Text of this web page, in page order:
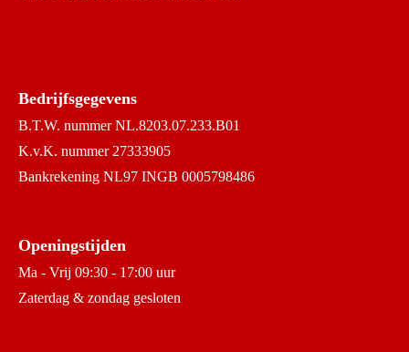
Bedrijfsgegevens
B.T.W. nummer NL.8203.07.233.B01
K.v.K. nummer 27333905
Bankrekening NL97 INGB 0005798486
Openingstijden
Ma - Vrij 09:30 - 17:00 uur
Zaterdag & zondag gesloten